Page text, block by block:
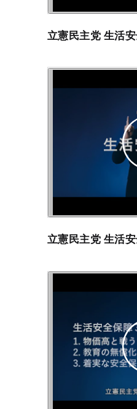
立憲民主党 生活
立憲民主党 生活